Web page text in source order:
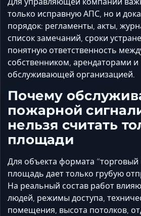
только исправную АПС, но и
порядок: регламенты, акты,
список замечаний, сроки
понятную ответственность
собственником, арендаторами и
обслуживающей организацией.
Почему
пожарной
нельзя считать
площади
Для объекта формата “торговый
площадь дает только грубую
На реальный состав работ
людей, режимы доступа,
помещения, высота потолков,